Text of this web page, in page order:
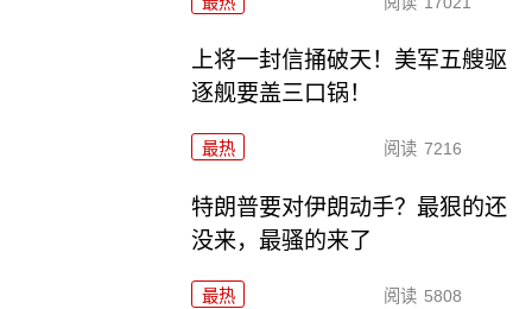
上将一封信捅破天！美军五艘驱
逐舰要盖三口锅！
最热 阅读 7216
特朗普要对伊朗动手？最狠的还
没来，最骚的来了
最热 阅读 5808